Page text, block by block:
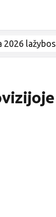
2026 lažybos